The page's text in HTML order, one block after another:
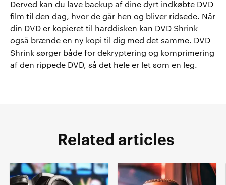
Derved kan du lave backup af dine dyrt indkøbte DVD
film til den dag, hvor de går hen og bliver ridsede. Når
din DVD er kopieret til harddisken kan DVD Shrink
også brænde en ny kopi til dig med det samme. DVD
Shrink sørger både for dekryptering og komprimering
af den rippede DVD, så det hele er let som en leg.
Related articles